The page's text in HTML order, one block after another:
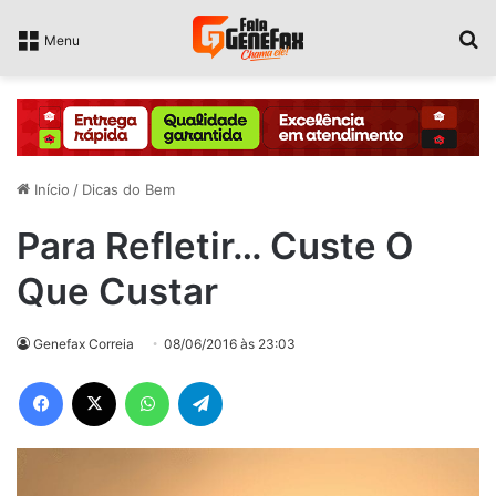
Menu
Início / Dicas do Bem
Para Refletir… Custe O
Que Custar
Genefax Correia 08/06/2016 às 23:03
Facebook WhatsApp